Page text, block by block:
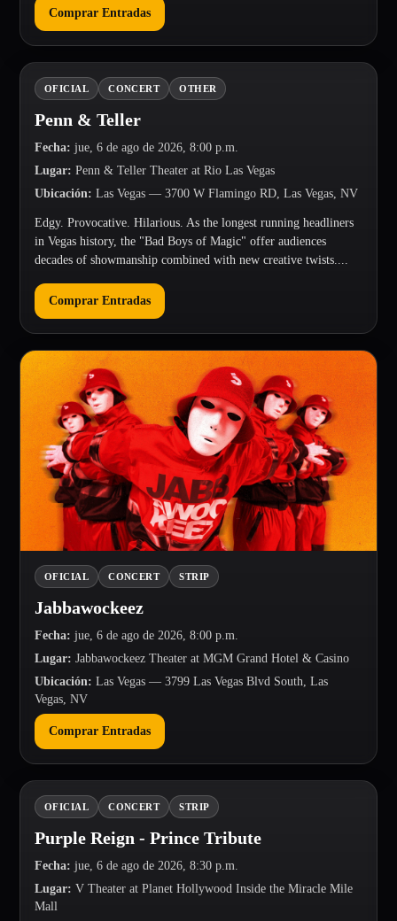
Comprar Entradas
OFICIAL CONCERT OTHER
Penn & Teller
Fecha: jue, 6 de ago de 2026, 8:00 p.m.
Lugar: Penn & Teller Theater at Rio Las Vegas
Ubicación: Las Vegas — 3700 W Flamingo RD, Las Vegas, NV
Edgy. Provocative. Hilarious. As the longest running headliners
in Vegas history, the "Bad Boys of Magic" offer audiences
decades of showmanship combined with new creative twists....
Comprar Entradas
OFICIAL CONCERT STRIP
Jabbawockeez
Fecha: jue, 6 de ago de 2026, 8:00 p.m.
Lugar: Jabbawockeez Theater at MGM Grand Hotel & Casino
Ubicación: Las Vegas — 3799 Las Vegas Blvd South, Las
Vegas, NV
Comprar Entradas
OFICIAL CONCERT STRIP
Purple Reign - Prince Tribute
Fecha: jue, 6 de ago de 2026, 8:30 p.m.
Lugar: V Theater at Planet Hollywood Inside the Miracle Mile
Mall